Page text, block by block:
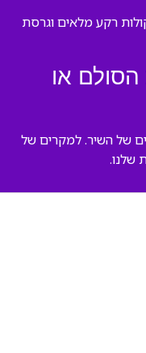
רקע מלאים וגרסת
או
של השיר. למקרים של
שלנו.